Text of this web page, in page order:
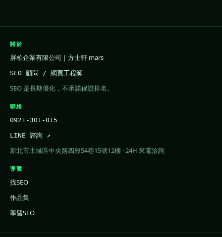
關於
屏柏企業有限公司｜方士軒 mars
SEO 顧問 / 網頁工程師
SEO 是長期優化，不承諾保證排名。
聯絡
0921-301-015
LINE 諮詢 ↗
新北市土城區中央路四段54巷15號12樓 · 24H 來電洽詢
導覽
找SEO
作品集
學習SEO